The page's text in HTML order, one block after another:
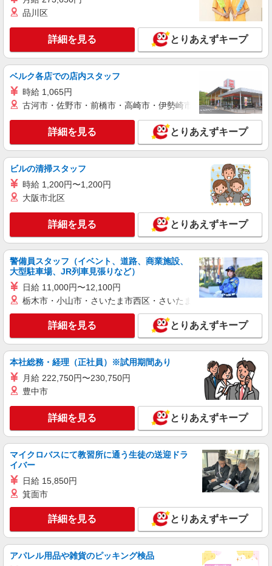
（規定あり） ゜+゜・。○。・゜+゜・。○。・゜
頂くと, インセンティブ支給(規定有) ★月2回払
い・週払い可能（規程有）★ ゜・。○。・゜
静岡県静岡市葵区のsoftbankショップ
キープ 詳細を見る
派遣社員
株式会社シエロ
【ソフトバンク】の店舗スタッフ
時給1400円〜 ※残業代支給 ★交通費別途支給
（規定あり） ゜+゜・。○。・゜+゜・。○。・゜
+゜ 入社祝い金10万円支給(規定有) お友達を紹介
頂くと, インセンティブ支給(規定有) ★月2回払
い・週払い可能（規程有）★ ゜・。○。・゜
+゜・。○。・゜+゜
静岡県静岡市葵区のsoftbankショップ
キープ 詳細を見る
紹介予定派遣
【au】の携帯販売スタッフ
時給1500円〜 ※残業代支給 ★交通費別途支給
（規定あり） ゜+゜・。○。・゜+゜・。○。・゜
+゜ 入社祝い金10万円支給(規定有) お友達を紹介
頂くと, インセンティブ支給(規定有) ★月2回払
い・週払い可能（規程有）★ ゜・。○。・゜
+゜・。○。・゜+゜
静岡県静岡市葵区のauショップ
キープ 詳細を見る
株式会社シエロ
【au】人気機種に詳しくなれる携帯販売
時給1500円〜 ※残業代支給 ★交通費別途支給
+゜ 入社祝い金10万円支給(規定有) お友達を紹介
頂くと, インセンティブ支給(規定有) ★月2回払
い・週払い可能（規程有）★ ゜・。○。・゜
+゜・。○。・゜+゜
静岡県静岡市葵区のauショップ
キープ 詳細を見る
株式会社シエロ
時給1500円〜 ※残業代支給 ★交通費別途支給
頂くと, インセンティブ支給(規定有) ★月2回払
い・週払い可能（規程有）★ ゜・。○。・゜
+゜・。○。・゜+゜
静岡県静岡市葵区の携帯ショップ
キープ 詳細を見る
品川区
詳細を見る とりあえずキープ
ベルク各店での店内スタッフ
時給 1,065円
古河市・佐野市・前橋市・高崎市・伊勢崎市・太田市・館林市
詳細を見る とりあえずキープ
ビルの清掃スタッフ
時給 1,200円〜1,200円
大阪市北区
詳細を見る とりあえずキープ
警備員スタッフ（イベント、道路、商業施設、
大型駐車場、JR列車見張りなど）
日給 11,000円〜12,100円
栃木市・小山市・さいたま市西区・さいたま市岩槻区・久喜市・
詳細を見る とりあえずキープ
本社総務・経理（正社員）※試用期間あり
月給 222,750円〜230,750円
豊中市
詳細を見る とりあえずキープ
マイクロバスにて教習所に通う生徒の送迎ドラ
イバー
日給 15,850円
箕面市
詳細を見る とりあえずキープ
アパレル用品や雑貨のピッキング検品